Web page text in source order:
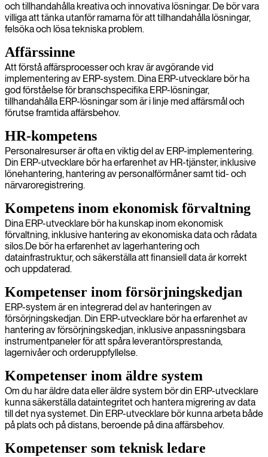
och tillhandahålla kreativa och innovativa lösningar. De bör vara
villiga att tänka utanför ramarna för att tillhandahålla lösningar,
felsöka och lösa tekniska problem.
Affärssinne
Att förstå affärsprocesser och krav är avgörande vid
implementering av ERP-system. Dina ERP-utvecklare bör ha
god förståelse för branschspecifika ERP-lösningar,
tillhandahålla ERP-lösningar som är i linje med affärsmål och
förutse framtida affärsbehov.
HR-kompetens
Personalresurser är ofta en viktig del av ERP-implementering.
Din ERP-utvecklare bör ha erfarenhet av HR-tjänster, inklusive
lönehantering, hantering av personalförmåner samt tid- och
närvaroregistrering.
Kompetens inom ekonomisk förvaltning
Dina ERP-utvecklare bör ha kunskap inom ekonomisk
förvaltning, inklusive hantering av ekonomiska data och rådata
silos.De bör ha erfarenhet av lagerhantering och
datainfrastruktur, och säkerställa att finansiell data är korrekt
och uppdaterad.
Kompetenser inom försörjningskedjan
ERP-system är en integrerad del av hanteringen av
försörjningskedjan. Din ERP-utvecklare bör ha erfarenhet av
hantering av försörjningskedjan, inklusive anpassningsbara
instrumentpaneler för att spåra leverantörsprestanda,
lagernivåer och orderuppfyllelse.
Kompetenser inom äldre system
Om du har äldre data eller äldre system bör din ERP-utvecklare
kunna säkerställa dataintegritet och hantera migrering av data
till det nya systemet. Din ERP-utvecklare bör kunna arbeta både
på plats och på distans, beroende på dina affärsbehov.
Kompetenser som teknisk ledare